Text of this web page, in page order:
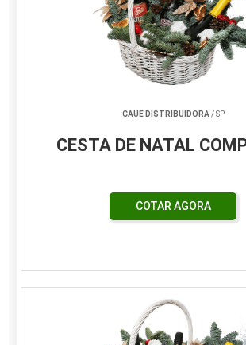
CAUE DISTRIBUIDORA/ SP
CESTA DE NATAL
COTAR AGORA